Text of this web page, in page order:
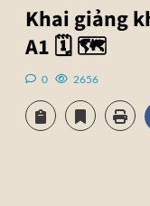
Khai giảng
A1 🗓 🗺
0 2656